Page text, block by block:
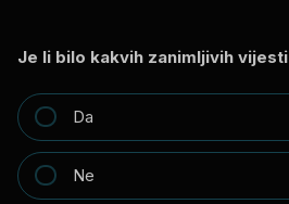
Je li bilo kakvih zanimljivih
Da
Ne